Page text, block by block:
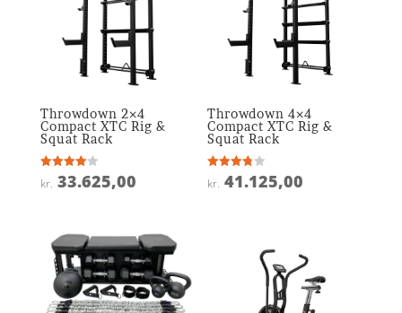
Throwdown 2×4
Compact XTC Rig &
Squat Rack
Vurderet
4
kr. 33.625,00
Throwdown 4×4
Compact XTC Rig &
Squat Rack
Vurderet
3.8
kr. 41.125,00